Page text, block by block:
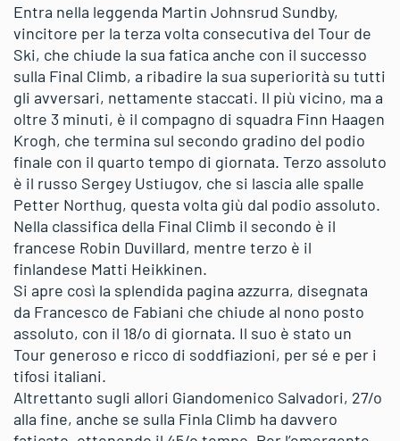
Entra nella leggenda Martin Johnsrud Sundby,
vincitore per la terza volta consecutiva del Tour de
Ski, che chiude la sua fatica anche con il successo
sulla Final Climb, a ribadire la sua superiorità su tutti
gli avversari, nettamente staccati. Il più vicino, ma a
oltre 3 minuti, è il compagno di squadra Finn Haagen
Krogh, che termina sul secondo gradino del podio
finale con il quarto tempo di giornata. Terzo assoluto
è il russo Sergey Ustiugov, che si lascia alle spalle
Petter Northug, questa volta giù dal podio assoluto.
Nella classifica della Final Climb il secondo è il
francese Robin Duvillard, mentre terzo è il
finlandese Matti Heikkinen.
Si apre così la splendida pagina azzurra, disegnata
da Francesco de Fabiani che chiude al nono posto
assoluto, con il 18/o di giornata. Il suo è stato un
Tour generoso e ricco di soddfiazioni, per sé e per i
tifosi italiani.
Altrettanto sugli allori Giandomenico Salvadori, 27/o
alla fine, anche se sulla Finla Climb ha davvero